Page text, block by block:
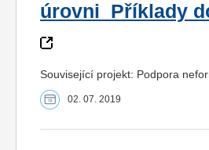
úrovni_Příklady
Související projekt: Podpora
02. 07. 2019